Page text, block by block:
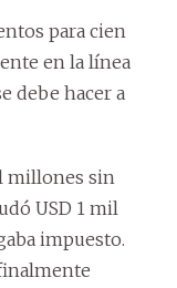
para cien
en la línea
debe hacer a
millones sin
USD 1 mil
impuesto.